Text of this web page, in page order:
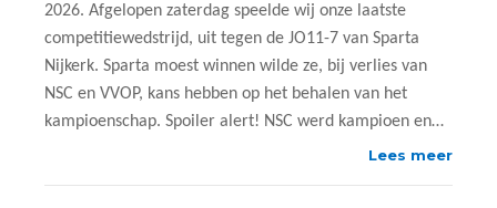
2026. Afgelopen zaterdag speelde wij onze laatste
competitiewedstrijd, uit tegen de JO11-7 van Sparta
Nijkerk. Sparta moest winnen wilde ze, bij verlies van
NSC en VVOP, kans hebben op het behalen van het
kampioenschap. Spoiler alert! NSC werd kampioen en…
Lees meer